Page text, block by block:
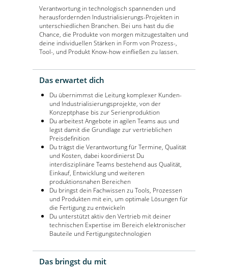
Verantwortung in technologisch spannenden und
herausfordernden Industrialisierungs-Projekten in
unterschiedlichen Branchen. Bei uns hast du die
Chance, die Produkte von morgen mitzugestalten und
deine individuellen Stärken in Form von Prozess-,
Tool-, und Produkt Know-how einfließen zu lassen.
Das erwartet dich
Du übernimmst die Leitung komplexer Kunden-
und Industrialisierungsprojekte, von der
Konzeptphase bis zur Serienproduktion
Du arbeitest Angebote in agilen Teams aus und
legst damit die Grundlage zur vertrieblichen
Preisdefinition
Du trägst die Verantwortung für Termine, Qualität
und Kosten, dabei koordinierst Du
interdisziplinäre Teams bestehend aus Qualität,
Einkauf, Entwicklung und weiteren
produktionsnahen Bereichen
Du bringst dein Fachwissen zu Tools, Prozessen
und Produkten mit ein, um optimale Lösungen für
die Fertigung zu entwickeln
Du unterstützt aktiv den Vertrieb mit deiner
technischen Expertise im Bereich elektronischer
Bauteile und Fertigungstechnologien
Das bringst du mit